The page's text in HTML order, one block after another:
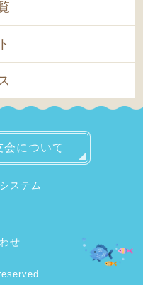
会について
ステム
せ